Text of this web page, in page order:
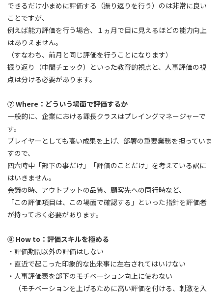
できるだけ小まめに評価する（振り返りを行う）のは非常に良い
ことですが、
例えば能力評価を行う場合、１ヵ月で目に見えるほどの能力向上
はありえません。
（すなわち、前月と同じ評価を行うことになります）
振り返り（中間チェック）といった教育的視点と、人事評価の視
点は分ける必要があります。
⑦ Where：どういう場面で評価するか
一般的に、企業における課長クラスはプレイングマネージャーで
す。
プレイヤーとしても高い成果を上げ、部署の重要業務を担っていま
すので、
四六時中「部下の事だけ」「評価のことだけ」を考えている訳に
はいきません。
会議の時、アウトプットの品質、顧客先への同行時など、
「この評価項目は、この場面で確認する」といった指針を評価者
が持っておく必要があります。
⑧ How to：評価スキルを極める
・評価期間以外の評価はしない
・直近で起こった印象的な出来事に左右されてはいけない
・人事評価表を部下のモチベーション向上に使わない
（モチベーションを上げるために高い評価を付ける、刺激を入